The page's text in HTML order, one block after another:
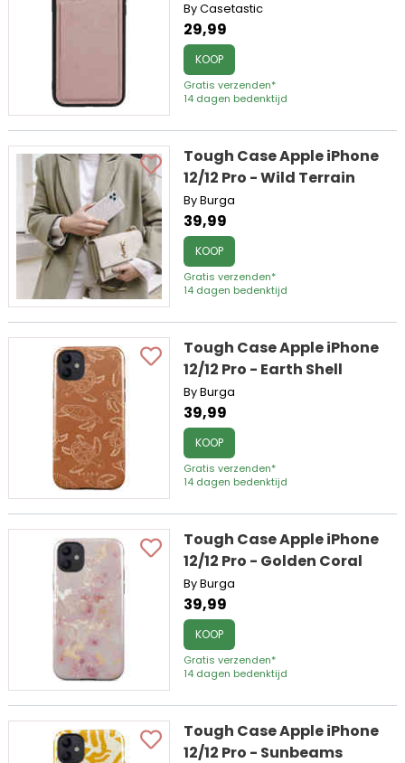
By Casetastic
29,99
KOOP
Gratis verzenden*
14 dagen bedenktijd
Tough Case Apple iPhone
12/12 Pro - Wild Terrain
By Burga
39,99
KOOP
Gratis verzenden*
14 dagen bedenktijd
Tough Case Apple iPhone
12/12 Pro - Earth Shell
By Burga
39,99
KOOP
Gratis verzenden*
14 dagen bedenktijd
Tough Case Apple iPhone
12/12 Pro - Golden Coral
By Burga
39,99
KOOP
Gratis verzenden*
14 dagen bedenktijd
Tough Case Apple iPhone
12/12 Pro - Sunbeams